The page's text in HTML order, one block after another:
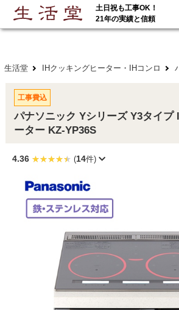
ご利用 288万･工事実績117万件!
土日祝も工事OK！
21年の実績と信頼
生活堂 IHクッキングヒーター・IHコンロ
工事費込
パナソニック Yシリーズ Y3タイプ
ーター KZ-YP36S
4.36 (14件)